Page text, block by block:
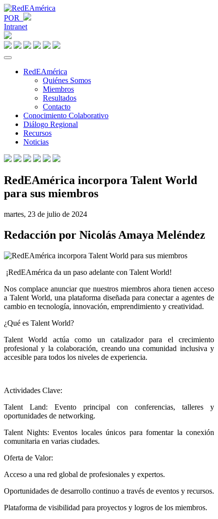
POR
Intranet
RedEAmérica
Quiénes Somos
Miembros
Resultados
Contacto
Conocimiento Colaborativo
Diálogo Regional
Recursos
Noticias
RedEAmérica incorpora Talent World
para sus miembros
martes, 23 de julio de 2024
Redacción por Nicolás Amaya Meléndez
¡RedEAmérica da un paso adelante con Talent World!
Nos complace anunciar que nuestros miembros ahora tienen acceso
a Talent World, una plataforma diseñada para conectar a agentes de
cambio en tecnología, innovación, emprendimiento y creatividad.
¿Qué es Talent World?
Talent World actúa como un catalizador para el crecimiento
profesional y la colaboración, creando una comunidad inclusiva y
accesible para todos los niveles de experiencia.
Actividades Clave:
Talent Land: Evento principal con conferencias, talleres y
oportunidades de networking.
Talent Nights: Eventos locales únicos para fomentar la conexión
comunitaria en varias ciudades.
Oferta de Valor:
Acceso a una red global de profesionales y expertos.
Oportunidades de desarrollo continuo a través de eventos y recursos.
Plataforma de visibilidad para proyectos y logros de los miembros.